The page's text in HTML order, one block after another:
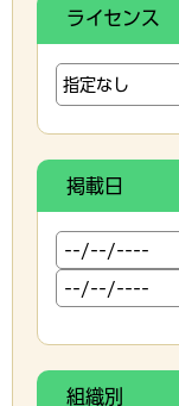
ライセンス
掲載日
組織別